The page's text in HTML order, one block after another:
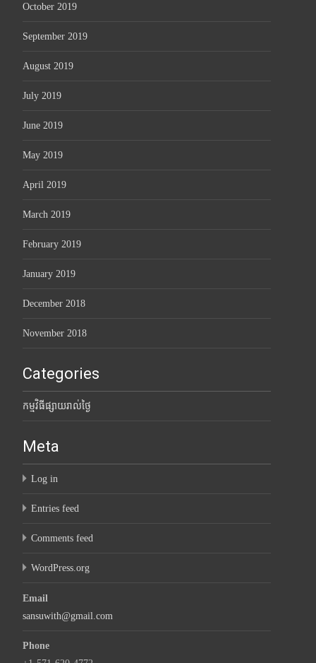
October 2019
September 2019
August 2019
July 2019
June 2019
May 2019
April 2019
March 2019
February 2019
January 2019
December 2018
November 2018
Categories
កម្មវិធីផ្សាយរាល់ថ្ងៃ
Meta
Log in
Entries feed
Comments feed
WordPress.org
Email
sansuwith@gmail.com
Phone